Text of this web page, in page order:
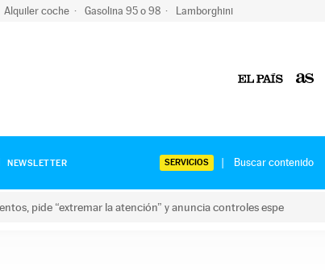
Alquiler coche Gasolina 95 o 98 Lamborghini
NEWSLETTER SERVICIOS
pide “extremar la atención” y anuncia controles espe